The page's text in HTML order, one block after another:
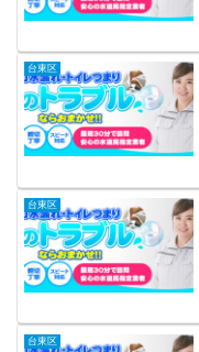
台東区
台東区
台東区